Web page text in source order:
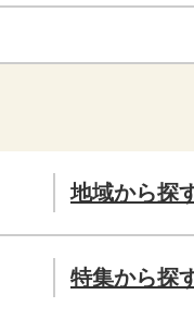
地域から探
特集から探